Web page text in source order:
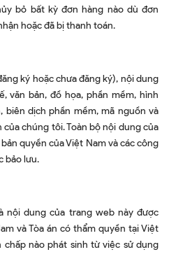
bỏ bất kỳ đơn hàng nào dù đơn
hoặc đã bị thanh toán.
ký hoặc chưa đăng ký), nội dung
văn bản, đồ họa, phần mềm, hình
biên dịch phần mềm, mã nguồn và
chúng tôi. Toàn bộ nội dung của
quyền của Việt Nam và các công
bảo lưu.
nội dung của trang web này được
và Tòa án có thẩm quyền tại Việt
nào phát sinh từ việc sử dụng